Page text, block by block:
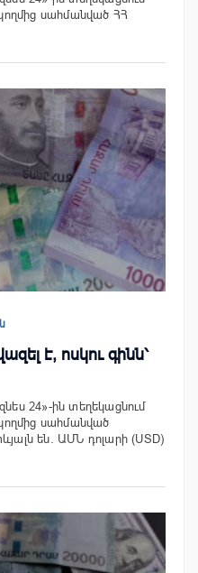
սահմանված ՀՀ
է, ոսկու գինն՝
24»-ին տեղեկացնում
սահմանված
են. ԱՄՆ դոլարի (USD)